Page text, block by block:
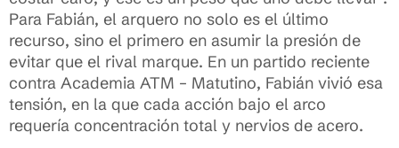
Para Fabián, el arquero no solo es el último
recurso, sino el primero en asumir la presión de
evitar que el rival marque. En un partido reciente
contra Academia ATM – Matutino, Fabián vivió esa
tensión, en la que cada acción bajo el arco
requería concentración total y nervios de acero.